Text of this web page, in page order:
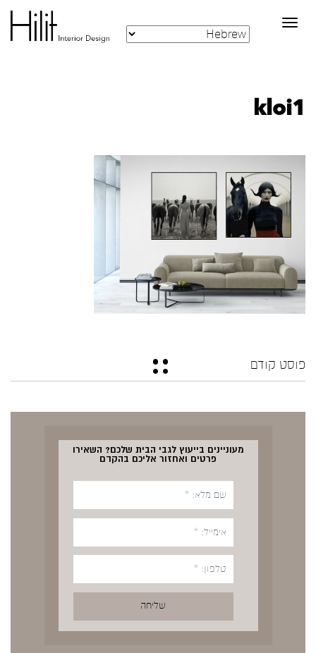
Toggle
navigation
kloi1
פוסט קודם
מעוניינים בייעוץ לגבי הבית שלכם? השאירו
פרטים ואחזור אליכם בהקדם